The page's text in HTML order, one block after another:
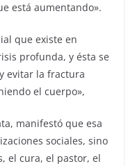
está aumentando».
que existe en
profunda, y ésta se
evitar la fractura
el cuerpo»,
manifestó que esa
sociales, sino
el cura, el pastor, el